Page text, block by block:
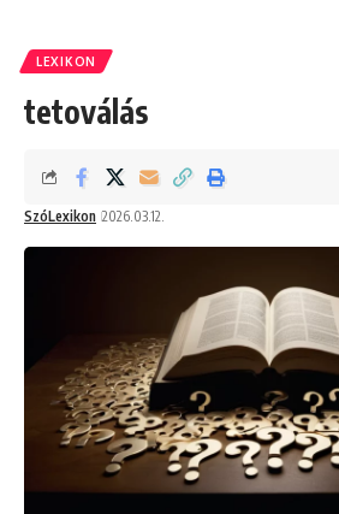
LEXIKON
tetoválás
SzóLexikon 2026.03.12.